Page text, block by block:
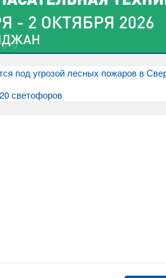
под угрозой лесных пожаров в
светофоров